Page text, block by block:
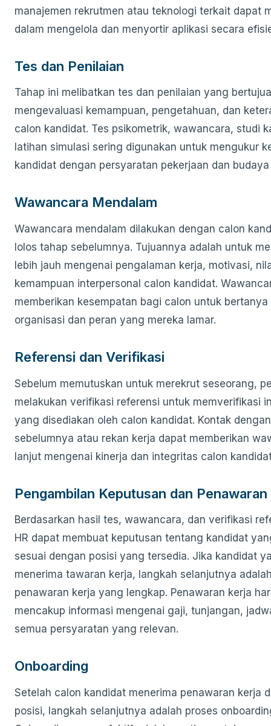
manajemen rekrutmen atau teknologi terkait dapat
dalam mengelola dan menyortir aplikasi secara
Tes dan Penilaian
Tahap ini melibatkan tes dan penilaian yang
mengevaluasi kemampuan, pengetahuan, dan
calon kandidat. Tes psikometrik, wawancara, studi
latihan simulasi sering digunakan untuk mengukur
kandidat dengan persyaratan pekerjaan dan
Wawancara Mendalam
Wawancara mendalam dilakukan dengan calon
lolos tahap sebelumnya. Tujuannya adalah untuk
lebih jauh mengenai pengalaman kerja, motivasi,
kemampuan interpersonal calon kandidat.
memberikan kesempatan bagi calon untuk
organisasi dan peran yang mereka lamar.
Referensi dan Verifikasi
Sebelum memutuskan untuk merekrut seseorang,
melakukan verifikasi referensi untuk memverifikasi
yang disediakan oleh calon kandidat. Kontak
sebelumnya atau rekan kerja dapat memberikan
lanjut mengenai kinerja dan integritas calon
Pengambilan Keputusan dan
Berdasarkan hasil tes, wawancara, dan verifikasi
HR dapat membuat keputusan tentang kandidat
sesuai dengan posisi yang tersedia. Jika kandidat
menerima tawaran kerja, langkah selanjutnya
penawaran kerja yang lengkap. Penawaran kerja
mencakup informasi mengenai gaji, tunjangan,
semua persyaratan yang relevan.
Onboarding
Setelah calon kandidat menerima penawaran kerja
posisi, langkah selanjutnya adalah proses